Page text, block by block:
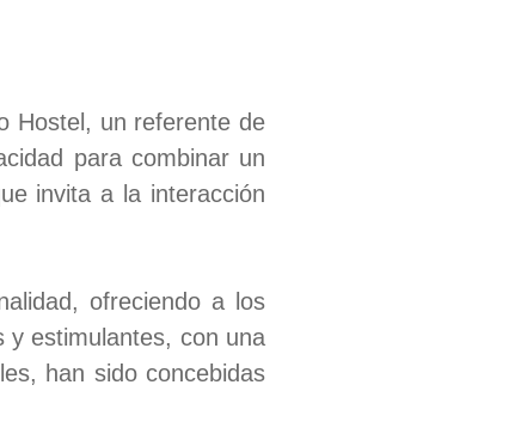
Hostel, un referente de
para combinar un
invita a la interacción
ofreciendo a los
y estimulantes, con una
han sido concebidas